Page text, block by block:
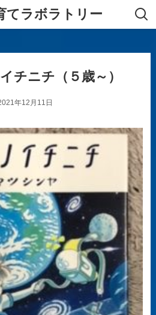
てラボラトリー
チニチ（５歳～）
年12月11日